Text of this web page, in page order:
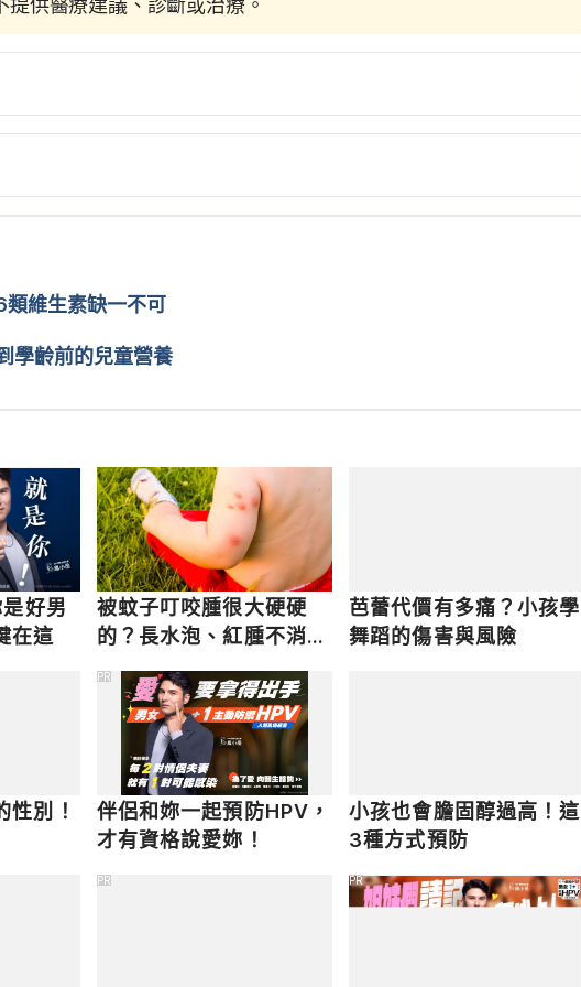
提供醫療建議、診斷或治療。
Vegetarian Diet and Children.
health/healthyliving/vegetarian-diets-and-
Lin
建翰醫師
維生素缺一不可
學齡前的兒童營養
好男
在這
被蚊子叮咬腫很大硬硬
的？長水泡、紅腫不消處
理擦藥一次看
芭蕾代價有多痛？小孩學
舞蹈的傷害與風險
性別！
伴侶和妳一起預防HPV，
才有資格說愛妳！
PR
小孩也會膽固醇過高！這
3種方式預防
PR PR